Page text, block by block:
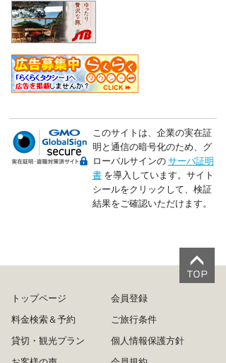
このサイトは、企業の実在証
明と通信の暗号化のため、グ
ローバルサインの サーバ証明
書を導入しています。サイト
シールをクリックして、検証
結果をご確認いただけます。
トップページ
料金検索＆予約
貸切・観光プラン
会員登録
ご旅行条件
個人情報保護方針